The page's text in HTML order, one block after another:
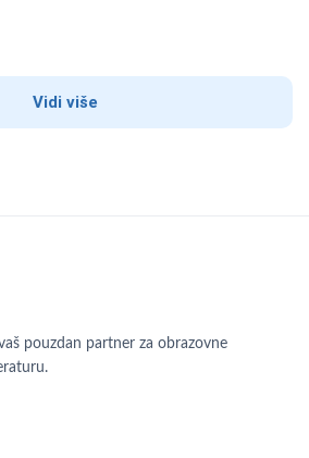
Vidi više
pouzdan partner za obrazovne